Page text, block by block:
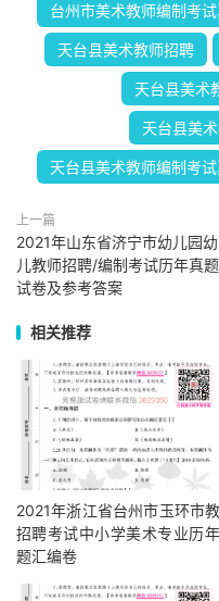
台州市美术教师编制考
天台县美术教师招聘
天台县美术
天台县美
天台县美术教师编制考
上一篇
2021年山东省济宁市幼儿园幼
儿教师招聘/编制考试历年真题
试卷及参考答案
相关推荐
2021年浙江省台州市玉环市
招聘考试中小学美术专业历
题汇编卷